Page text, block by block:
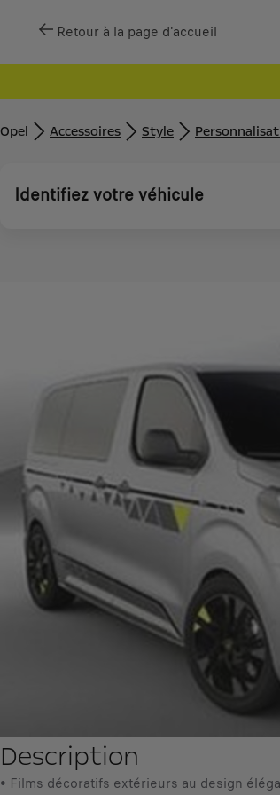
Retour à la page d'accueil
Opel Accessoires Style
Identifiez votre véhicule
Description
• Films décoratifs extérieurs au design